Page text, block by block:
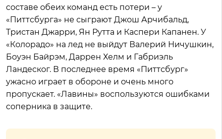
составе обеих команд есть потери – у
«Питтсбурга» не сыграют Джош Арчибальд,
Тристан Джарри, Ян Рутта и Каспери Капанен. У
«Колорадо» на лед не выйдут Валерий Ничушкин,
Боуэн Байрэм, Даррен Хелм и Габриэль
Ландеског. В последнее время «Питтсбург»
ужасно играет в обороне и очень много
пропускает. «Лавины» воспользуются ошибками
соперника в защите.